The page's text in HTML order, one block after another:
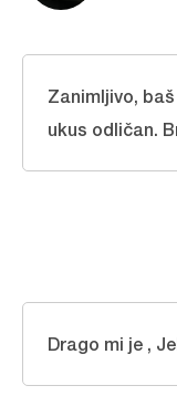
Zanimljivo,
ukus odličan.
Drago mi je ,